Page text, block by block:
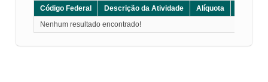
Código Federal Descrição da Atividade Alíquota
Nenhum resultado encontrado!